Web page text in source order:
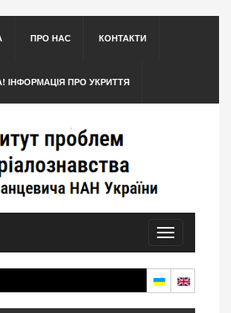
ПРО НАС КОНТАКТИ
ІНФОРМАЦІЯ ПРО УКРИТТЯ
Toggle
navigation